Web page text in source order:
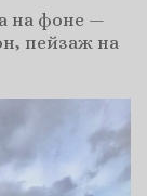
на фоне —
пейзаж на